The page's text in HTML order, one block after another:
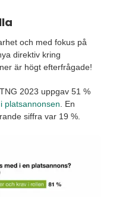
och med fokus på
direktiv kring
är högt efterfrågade!
2023 uppgav 51 %
platsannonsen . En
siffra var 19 %.